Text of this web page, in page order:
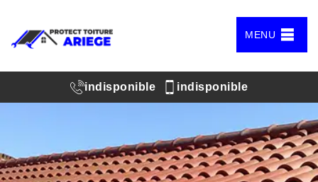
MENU
indisponible indisponible